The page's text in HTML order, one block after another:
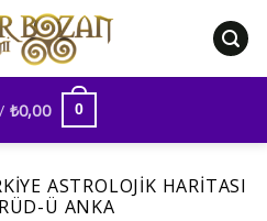
₺0,00 0
ASTROLOJIK HARITASI
Ü ANKA